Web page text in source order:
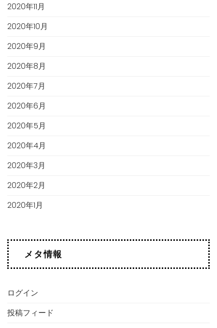
2020年11月
2020年10月
2020年9月
2020年8月
2020年7月
2020年6月
2020年5月
2020年4月
2020年3月
2020年2月
2020年1月
メタ情報
ログイン
投稿フィード